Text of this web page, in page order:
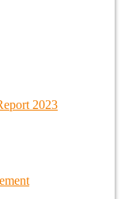
2023